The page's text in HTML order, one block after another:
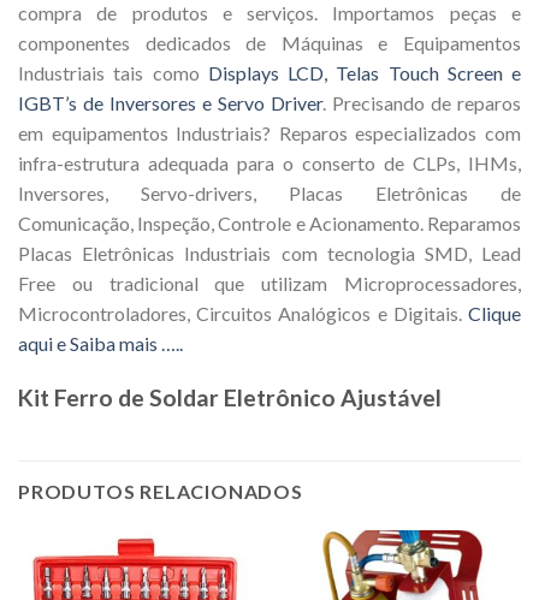
compra de produtos e serviços. Importamos peças e
componentes dedicados de Máquinas e Equipamentos
Industriais tais como Displays LCD, Telas Touch Screen e
IGBT’s de Inversores e Servo Driver. Precisando de reparos
em equipamentos Industriais? Reparos especializados com
infra-estrutura adequada para o conserto de CLPs, IHMs,
Inversores, Servo-drivers, Placas Eletrônicas de
Comunicação, Inspeção, Controle e Acionamento. Reparamos
Placas Eletrônicas Industriais com tecnologia SMD, Lead
Free ou tradicional que utilizam Microprocessadores,
Microcontroladores, Circuitos Analógicos e Digitais. Clique
aqui e Saiba mais …..
Kit Ferro de Soldar Eletrônico Ajustável
PRODUTOS RELACIONADOS